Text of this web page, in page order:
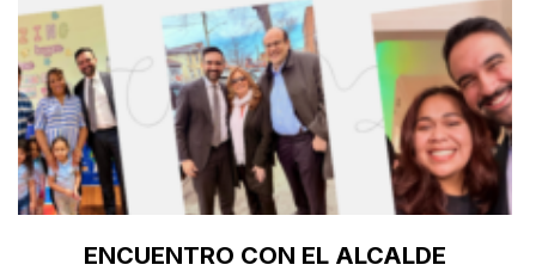
ENCUENTRO CON EL ALCALDE